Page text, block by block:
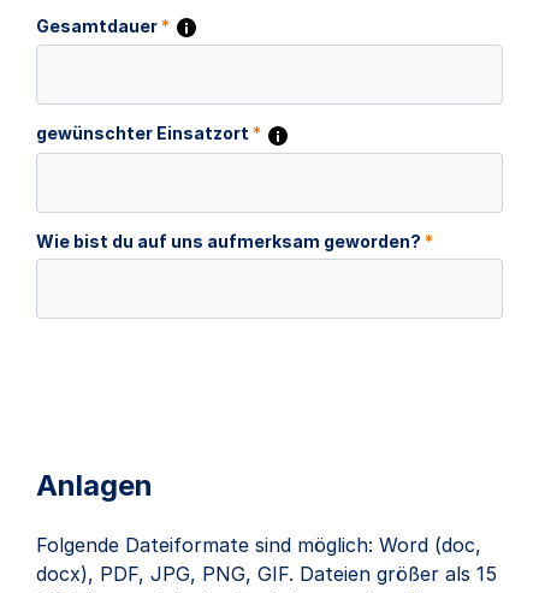
Gesamtdauer*
gewünschter Einsatzort *
Wie bist du auf uns aufmerksam geworden? *
Anlagen
Folgende Dateiformate sind möglich: Word (doc,
docx), PDF, JPG, PNG, GIF. Dateien größer als 15